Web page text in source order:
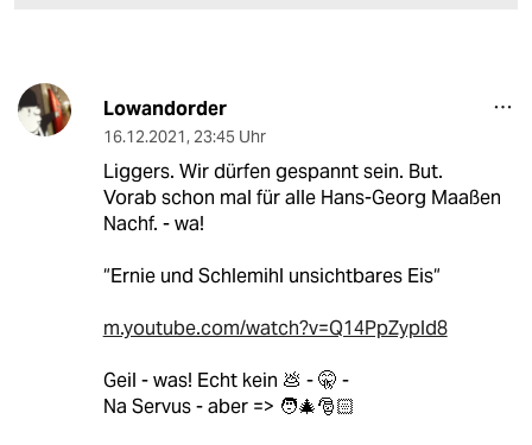
Lowandorder
16.12.2021, 23:45 Uhr
Liggers. Wir dürfen gespannt sein. But.
Vorab schon mal für alle Hans-Georg Maaßen
Nachf. - wa!
“Ernie und Schlemihl unsichtbares Eis“
m.youtube.com/watch?v=Q14PpZypld8
Geil - was! Echt kein 💩 - 🤫 -
Na Servus - aber => 🧑‍🎄🎅🏻